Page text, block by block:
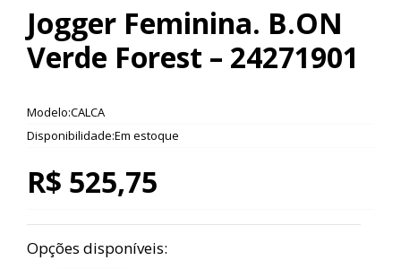
Jogger Feminina. B.ON
Verde Forest – 24271901
Modelo:CALCA
Disponibilidade:Em estoque
R$ 525,75
Opções disponíveis: